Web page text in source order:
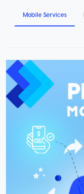
Mobile Services